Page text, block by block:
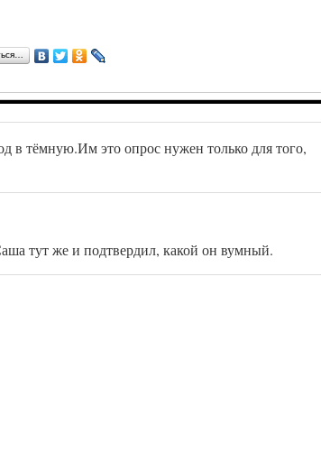
в тёмную.Им это опрос нужен только для того,
тут же и подтвердил, какой он вумный.